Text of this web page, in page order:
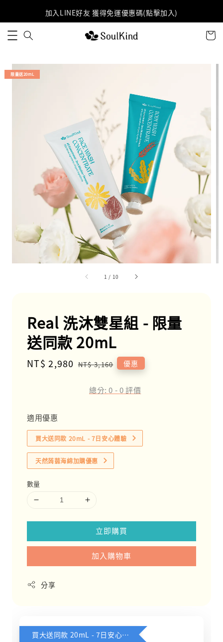
加入LINE好友 獲得免運優惠碼(點擊加入)
1 / 10
限量送20mL
Real 洗沐雙星組 - 限量
送同款 20mL
Sale
NT$ 2,980 Regular
NT$ 3,160 優惠
總分:0 -0評價
適用優惠
買大送同款 20mL - 7日安心體驗
天然蒟蒻海綿加購優惠
數量
立即購買
加入購物車
分享
買大送同款 20mL - 7日安心體驗